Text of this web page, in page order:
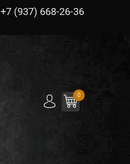
+7 (937) 668-26-36
0